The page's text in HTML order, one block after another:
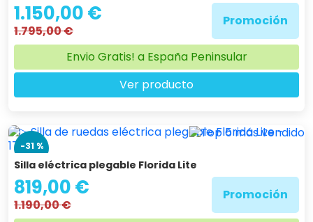
1.150,00 €
1.795,00 €
Promoción
Envio Gratis! a España Peninsular
Ver producto
-31 %
Silla eléctrica plegable Florida Lite
819,00 €
1.190,00 €
Promoción